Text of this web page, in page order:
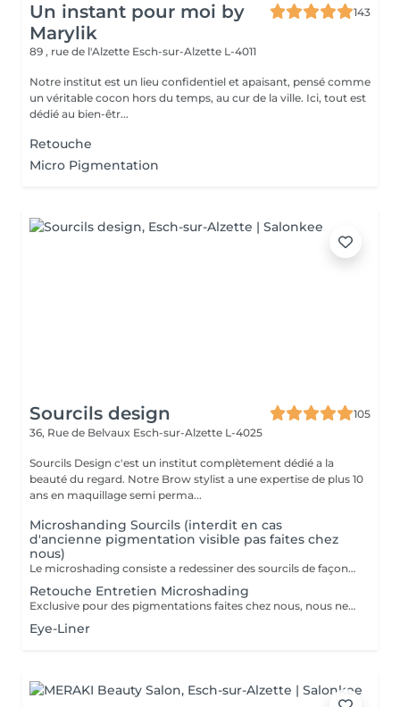
Un instant pour moi by
Marylik
143
89 , rue de l'Alzette Esch-sur-Alzette L-4011
Notre institut est un lieu confidentiel et apaisant, pensé comme
un véritable cocon hors du temps, au cur de la ville. Ici, tout est
dédié au bien-êtr...
Retouche
Micro Pigmentation
Sourcils design
105
36, Rue de Belvaux Esch-sur-Alzette L-4025
Sourcils Design c'est un institut complètement dédié a la
beauté du regard. Notre Brow stylist a une expertise de plus 10
ans en maquillage semi perma...
Microshanding Sourcils (interdit en cas
d'ancienne pigmentation visible pas faites chez
nous)
Le microshading consiste a redessiner des sourcils de façon semi-permanent. avec une durée d'environ 8 a 18 mois selon chaque peau, cette technique nous permet un effet très naturel et d'avoir des jolis dégradés. je utilise une dermographe (machine spécifique pour makeup semi- permanent) qui s'adapte,á tout type de peau,contrairement aux autres techniques qui coupent la peau. les avantagens Sont -indolore -non agressif pour la peau -cicatrisation plus propre et sûre -meilleure fixation -effet plus net et dessiné. Retouche fixatrice après un mois incluse dans la tarif. Contre indiqué aux : Femme enceinte ou allaitante Sur traitement médicaments anti-inflammatoires ou antibiotiques et isotrétinoïne Possédant allergies sévères ou maladies auto-immunes Injections datant mois de 15 jours sur le visage Une photo est obligatoire avant la prise de rendez-vous pour toute personne ayant une ancienne pigmentation, visible ou non. Soins après pigmentation: Pas de piscine, sauna, hamman ou bronzage pendant 2 semaines après.
Retouche Entretien Microshading
Exclusive pour des pigmentations faites chez nous, nous ne faisons pas de retouche des outres professionnels.
Eye-Liner